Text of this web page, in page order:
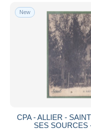
New
CPA - ALLIER -
SES SOURCES